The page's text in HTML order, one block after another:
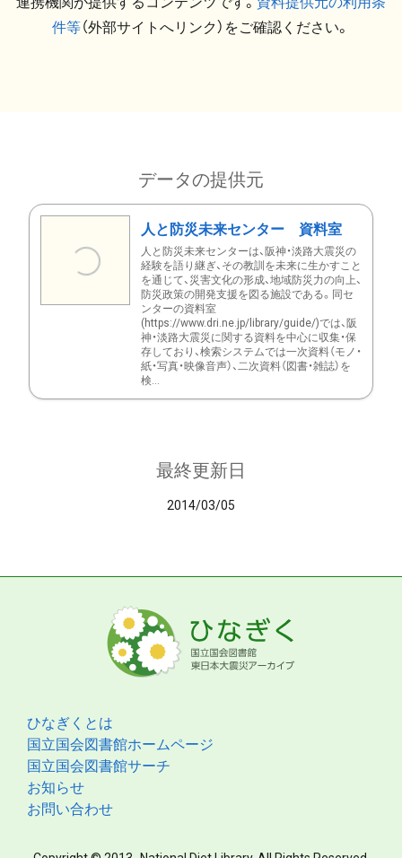
件等（外部サイトへリンク）をご確認ください。
データの提供元
人と防災未来センター 資料室
人と防災未来センターは、阪神・淡路大震災の
経験を語り継ぎ、その教訓を未来に生かすこと
を通じて、災害文化の形成、地域防災力の向上、
防災政策の開発支援を図る施設である。同セ
ンターの資料室
(https://www.dri.ne.jp/library/guide/)では、阪
神・淡路大震災に関する資料を中心に収集・保
存しており、検索システムでは一次資料（モノ・
紙・写真・映像音声）、二次資料（図書・雑誌）を
検...
最終更新日
2014/03/05
ひなぎくとは
国立国会図書館ホームページ
国立国会図書館サーチ
お知らせ
お問い合わせ